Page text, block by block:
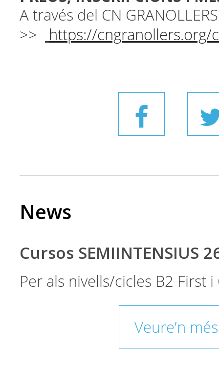
A través del CN GRANOLLERS
>>
https://cngranollers.org/
News
Cursos SEMIINTENSIUS
Per als nivells/cicles B2 First
Veure’n més